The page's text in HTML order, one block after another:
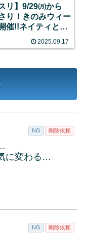
リ】9/29㈪から
り！きのみウィー
催!!ネイティとネ
が新登場!!詳細と
反応まとめ
2025.09.17
NG 削除依頼
に変わる…
NG 削除依頼